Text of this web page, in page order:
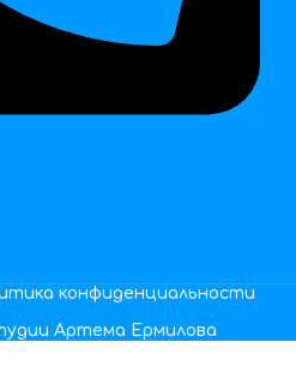
конфиденциальности
Артема Ермилова